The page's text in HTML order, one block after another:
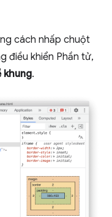
cách nhấp chuột
điều khiển Phần tử,
khung.